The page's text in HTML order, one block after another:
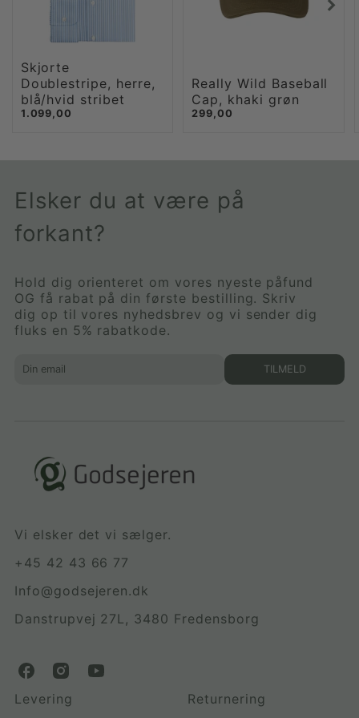
Skjorte
Doublestripe, herre,
blå/hvid stribet
1.099,00
Really Wild Baseball
Cap, khaki grøn
299,00
Elsker du at være på
forkant?
Hold dig orienteret om vores nyeste påfund
OG få rabat på din første bestilling. Skriv
dig op til vores nyhedsbrev og vi sender dig
fluks en 5% rabatkode.
TILMELD
Vi elsker det vi sælger.
+45 42 43 66 77
Info@godsejeren.dk
Danstrupvej 27L, 3480 Fredensborg
G
o
G
o
G
Levering Returnering